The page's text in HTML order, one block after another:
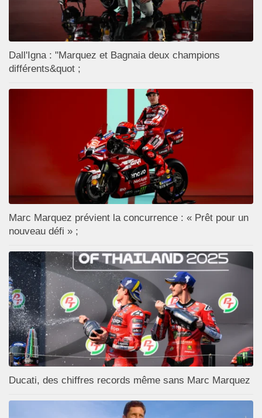
Dall'Igna : "Marquez et Bagnaia deux champions
différents&quot ;
Marc Marquez prévient la concurrence : « Prêt pour un
nouveau défi » ;
Ducati, des chiffres records même sans Marc Marquez